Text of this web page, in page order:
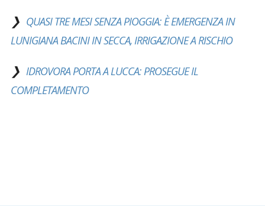
QUASI TRE MESI SENZA PIOGGIA: È EMERGENZA IN
LUNIGIANA BACINI IN SECCA, IRRIGAZIONE A RISCHIO
IDROVORA PORTA A LUCCA: PROSEGUE IL
COMPLETAMENTO